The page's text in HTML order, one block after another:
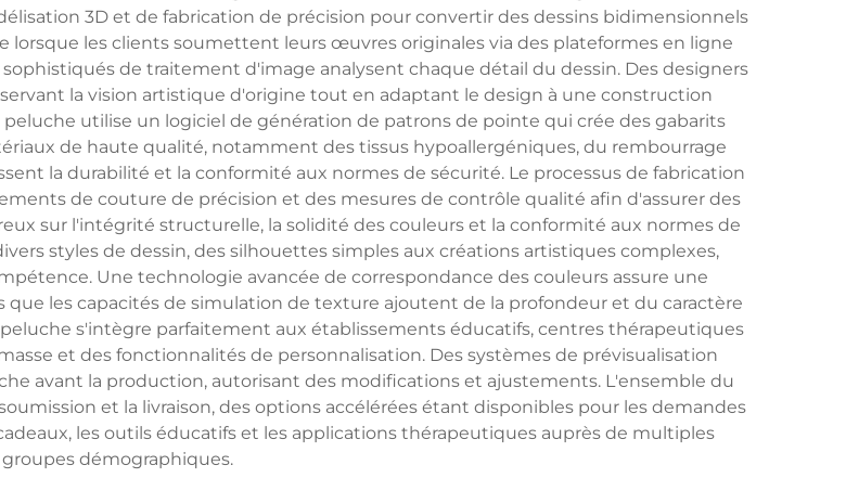
3D et de fabrication de précision pour convertir des dessins bidimensionnels
lorsque les clients soumettent leurs œuvres originales via des plateformes en ligne
de traitement d'image analysent chaque détail du dessin. Des designers
la vision artistique d'origine tout en adaptant le design à une construction
utilise un logiciel de génération de patrons de pointe qui crée des gabarits
de haute qualité, notamment des tissus hypoallergéniques, du rembourrage
la durabilité et la conformité aux normes de sécurité. Le processus de fabrication
de couture de précision et des mesures de contrôle qualité afin d'assurer des
sur l'intégrité structurelle, la solidité des couleurs et la conformité aux normes de
styles de dessin, des silhouettes simples aux créations artistiques complexes,
Une technologie avancée de correspondance des couleurs assure une
les capacités de simulation de texture ajoutent de la profondeur et du caractère
s'intègre parfaitement aux établissements éducatifs, centres thérapeutiques
et des fonctionnalités de personnalisation. Des systèmes de prévisualisation
avant la production, autorisant des modifications et ajustements. L'ensemble du
et la livraison, des options accélérées étant disponibles pour les demandes
les outils éducatifs et les applications thérapeutiques auprès de multiples
groupes démographiques.